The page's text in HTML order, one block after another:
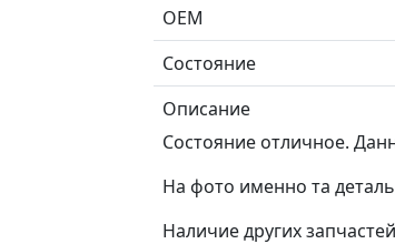
ОЕМ
Состояние
Описание
Состояние отличное.
На фото именно та
Наличие других